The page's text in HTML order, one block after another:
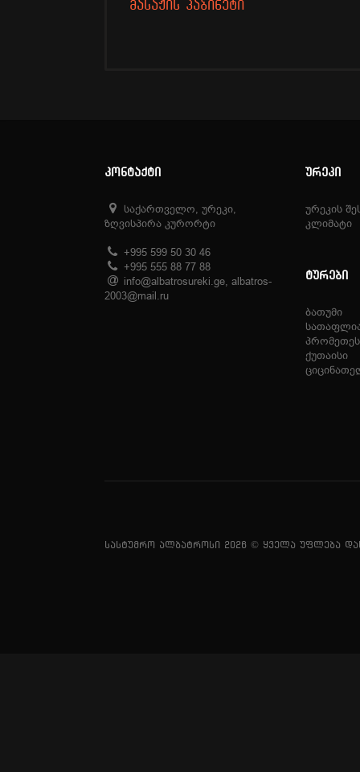
ᲛᲐᲡᲐᲟᲘᲡ ᲙᲐᲑᲘᲜᲔᲢᲘ
ᲙᲝᲜᲢᲐᲥᲢᲘ
საქართველო, ურეკი,
ზღვისპირა კურორტი
+995 599 50 30 46
+995 555 88 77 88
info@albatrosureki.ge, albatros-
2003@mail.ru
ᲣᲠᲔᲙᲘ
ურეკის
კლიმატი
ᲢᲣᲠᲔᲑᲘ
ბათუმი
ქუთაისი
სასტუმრო ალბატროსი 2026 © ყველა უფლება